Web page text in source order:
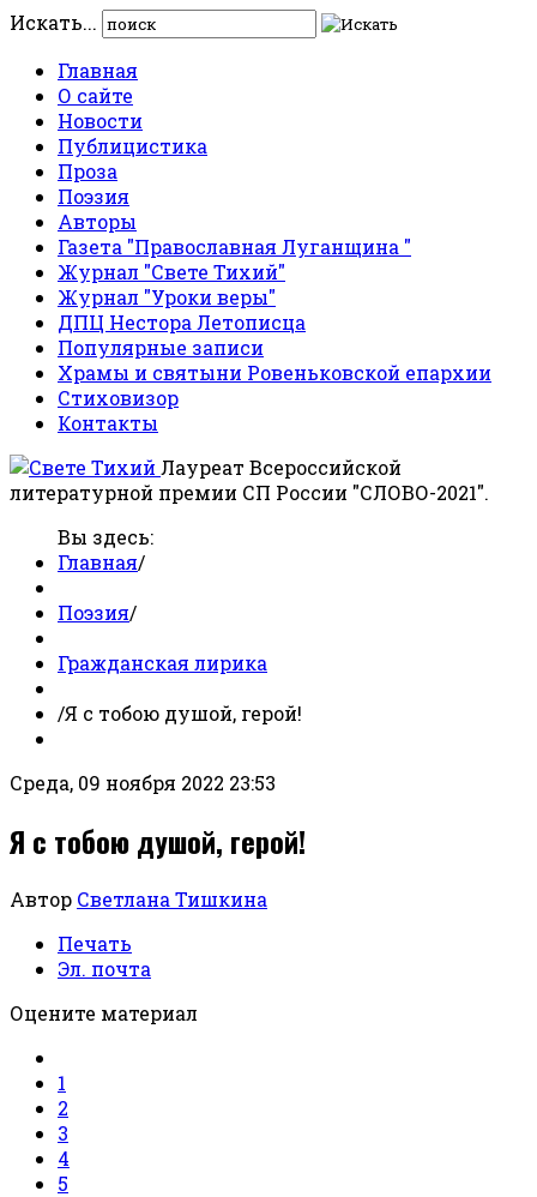
Искать...
Главная
О сайте
Новости
Публицистика
Проза
Поэзия
Авторы
Газета "Православная Луганщина "
Журнал "Свете Тихий"
Журнал "Уроки веры"
ДПЦ Нестора Летописца
Популярные записи
Храмы и святыни Ровеньковской епархии
Стиховизор
Контакты
Лауреат Всероссийской
литературной премии СП России "СЛОВО-2021".
Вы здесь:
Главная/
Поэзия/
Гражданская лирика
/Я с тобою душой, герой!
Среда, 09 ноября 2022 23:53
Я с тобою душой, герой!
Автор Светлана Тишкина
Печать
Эл. почта
Оцените материал
1
2
3
4
5